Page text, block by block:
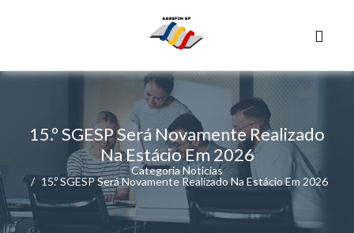
15.º SGESP Será Novamente Realizado
Na Estácio Em 2026
Categoria Noticias
15.º SGESP Será Novamente Realizado Na Estácio Em 2026